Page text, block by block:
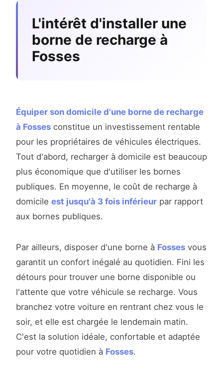
L'intérêt d'installer une
borne de recharge à
Fosses
Équiper son domicile d'une borne de recharge
à Fosses constitue un investissement rentable
pour les propriétaires de véhicules électriques.
Tout d'abord, recharger à domicile est beaucoup
plus économique que d'utiliser les bornes
publiques. En moyenne, le coût de recharge à
domicile est jusqu'à 3 fois inférieur par rapport
aux bornes publiques.
Par ailleurs, disposer d'une borne à Fosses vous
garantit un confort inégalé au quotidien. Fini les
détours pour trouver une borne disponible ou
l'attente que votre véhicule se recharge. Vous
branchez votre voiture en rentrant chez vous le
soir, et elle est chargée le lendemain matin.
C'est la solution idéale, confortable et adaptée
pour votre quotidien à Fosses.